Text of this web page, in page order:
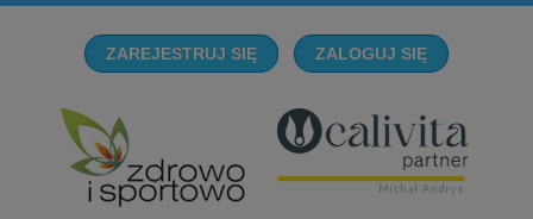
ZAREJESTRUJ SIĘ ZALOGUJ SIĘ